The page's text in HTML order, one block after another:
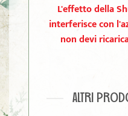
L'effetto della
interferisce con
non devi
ALTRI